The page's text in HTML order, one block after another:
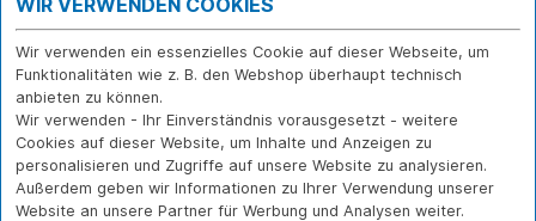
Für Business-
Entscheider
Für IT-Leiter
Für Privatkunden
Erfolgsgeschichte
n
Branchen
IT-Security
IT-Infrastruktur
Softwarelösungen
WLAN-Lösungen
IT-Beratung und
Service
Reparatur
Versand- und
Zahlarten
Rücksendung und
Widerruf
WIR VERWENDEN COOKIES
Wir verwenden ein essenzielles Cookie auf dieser Webseite, um
Funktionalitäten wie z. B. den Webshop überhaupt technisch
anbieten zu können.
Wir verwenden - Ihr Einverständnis vorausgesetzt - weitere
Cookies auf dieser Website, um Inhalte und Anzeigen zu
personalisieren und Zugriffe auf unsere Website zu analysieren.
Außerdem geben wir Informationen zu Ihrer Verwendung unserer
Website an unsere Partner für Werbung und Analysen weiter.